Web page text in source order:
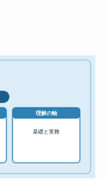
理解の軸
基礎と実務